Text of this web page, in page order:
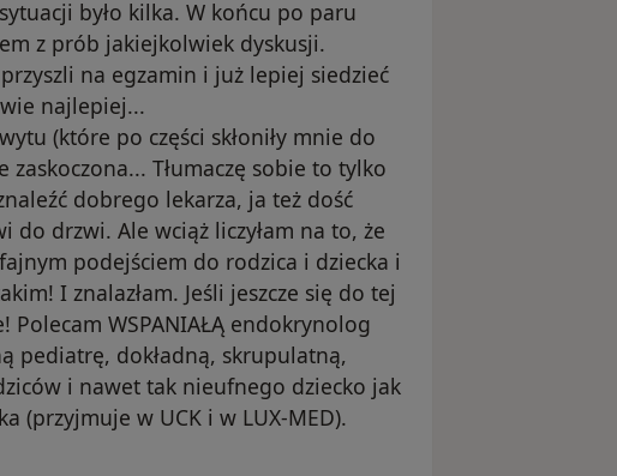
było kilka. W końcu po paru
z prób jakiejkolwiek dyskusji.
na egzamin i już lepiej siedzieć
najlepiej...
(które po części skłoniły mnie do
Tłumaczę sobie to tylko
dobrego lekarza, ja też dość
do drzwi. Ale wciąż liczyłam na to, że
podejściem do rodzica i dziecka i
I znalazłam. Jeśli jeszcze się do tej
WSPANIAŁĄ endokrynolog
pediatrę, dokładną, skrupulatną,
i nawet tak nieufnego dziecko jak
(przyjmuje w UCK i w LUX-MED).
zostało usunięte